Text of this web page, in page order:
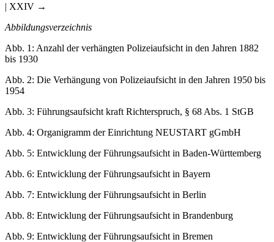
| XXIV →
Abbildungsverzeichnis
Abb. 1 : Anzahl der verhängten Polizeiaufsicht in den Jahren 1882
bis 1930
Abb. 2: Die Verhängung von Polizeiaufsicht in den Jahren 1950 bis
1954
Abb. 3: Führungsaufsicht kraft Richterspruch, § 68 Abs. 1 StGB
Abb. 4: Organigramm der Einrichtung NEUSTART gGmbH
Abb. 5: Entwicklung der Führungsaufsicht in Baden-Württemberg
Abb. 6: Entwicklung der Führungsaufsicht in Bayern
Abb. 7: Entwicklung der Führungsaufsicht in Berlin
Abb. 8: Entwicklung der Führungsaufsicht in Brandenburg
Abb. 9: Entwicklung der Führungsaufsicht in Bremen